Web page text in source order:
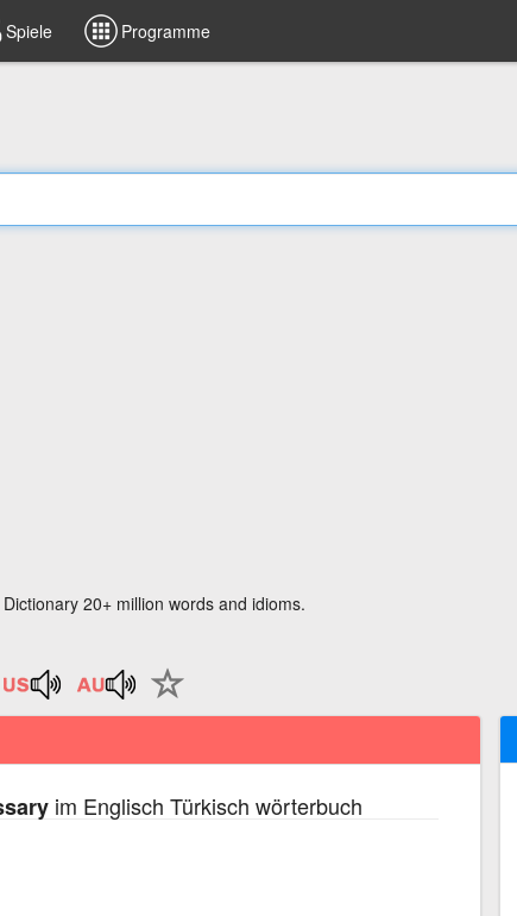
Spiele Programme
20+ million words and idioms.
im Englisch Türkisch wörterbuch